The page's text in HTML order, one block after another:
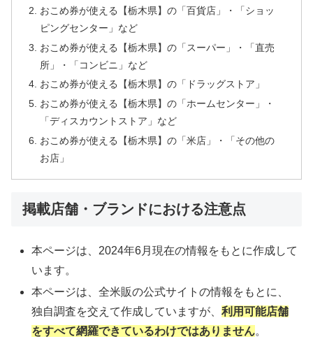
おこめ券が使える【栃木県】の「百貨店」・「ショッ
ピングセンター」など
おこめ券が使える【栃木県】の「スーパー」・「直売
所」・「コンビニ」など
おこめ券が使える【栃木県】の「ドラッグストア」
おこめ券が使える【栃木県】の「ホームセンター」・
「ディスカウントストア」など
おこめ券が使える【栃木県】の「米店」・「その他の
お店」
掲載店舗・ブランドにおける注意点
本ページは、2024年6月現在の情報をもとに作成して
います。
本ページは、全米販の公式サイトの情報をもとに、
独自調査を交えて作成していますが、利用可能店舗
をすべて網羅できているわけではありません。